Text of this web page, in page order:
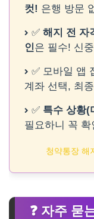
컷! 은행 방문
✅ 해지 전 자
인은 필수! 신
✅ 모바일 앱
계좌 선택, 최
✅ 특수 상황(
필요하니 꼭 확
청약통장 해
❓ 자주 묻